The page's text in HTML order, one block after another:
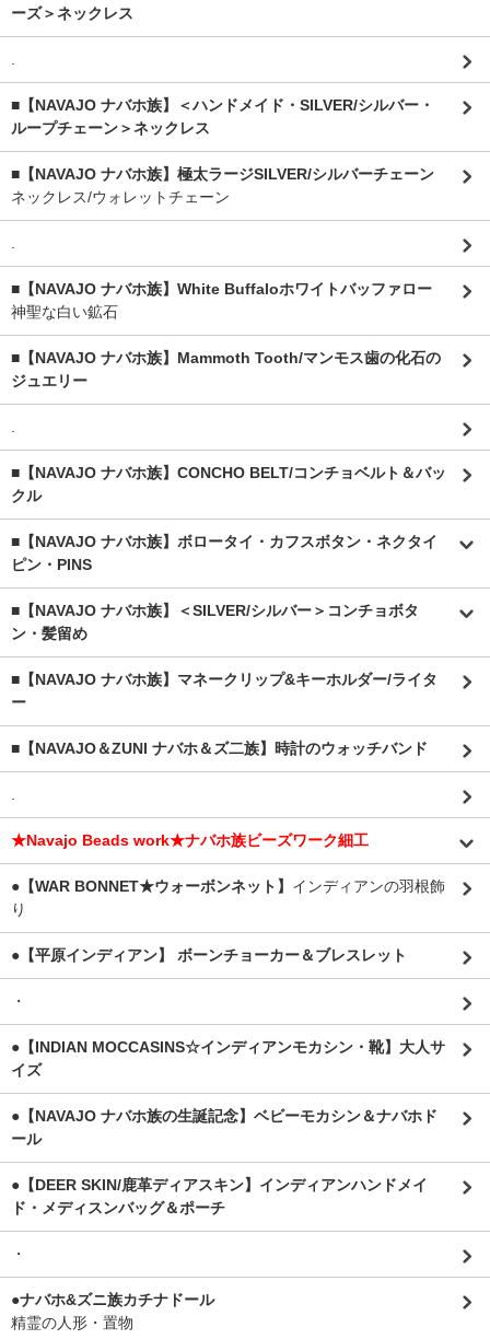
ーズ＞ネックレス
■【NAVAJO ナバホ族】＜ハンドメイド・SILVER/シルバー・
ループチェーン＞ネックレス
■【NAVAJO ナバホ族】極太ラージSILVER/シルバーチェーン
ネックレス/ウォレットチェーン
■【NAVAJO ナバホ族】White Buffaloホワイトバッファロー
神聖な白い鉱石
■【NAVAJO ナバホ族】Mammoth Tooth/マンモス歯の化石の
ジュエリー
■【NAVAJO ナバホ族】CONCHO BELT/コンチョベルト＆バッ
クル
■【NAVAJO ナバホ族】ボロータイ・カフスボタン・ネクタイ
ピン・PINS
■【NAVAJO ナバホ族】＜SILVER/シルバー＞コンチョボタ
ン・髪留め
■【NAVAJO ナバホ族】マネークリップ&キーホルダー/ライタ
ー
■【NAVAJO＆ZUNI ナバホ＆ズ二族】時計のウォッチバンド
★Navajo Beads work★ナバホ族ビーズワーク細工
●【WAR BONNET★ウォーボンネット】 インディアンの羽根飾
り
●【平原インディアン】 ボーンチョーカー＆ブレスレット
・
●【INDIAN MOCCASINS☆インディアンモカシン・靴】大人サ
イズ
●【NAVAJO ナバホ族の生誕記念】ベビーモカシン＆ナバホド
ール
●【DEER SKIN/鹿革ディアスキン】インディアンハンドメイ
ド・メディスンバッグ＆ポーチ
・
●ナバホ&ズニ族カチナドール
精霊の人形・置物